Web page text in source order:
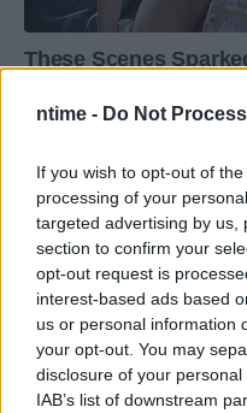
ntime - Do Not
If you wish to opt-out of
processing of your
targeted advertising by us,
section to confirm your
opt-out request is
interest-based ads based
us or personal information
your opt-out. You may
disclosure of your
IAB’s list of downstream